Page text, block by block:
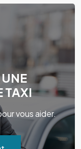
TAXI
vous aider.